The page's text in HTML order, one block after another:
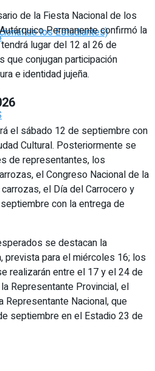
de los Estudiantes)
de la Fiesta Nacional de los
Permanente confirmó la
lugar del 12 al 26 de
conjugan participación
e identidad jujeña.
el sábado 12 de septiembre con
Cultural. Posteriormente se
de representantes, los
el Congreso Nacional de la
el Día del Carrocero y
con la entrega de
se destacan la
prevista para el miércoles 16; los
realizarán entre el 17 y el 24 de
Representante Provincial, el
Representante Nacional, que
septiembre en el Estadio 23 de